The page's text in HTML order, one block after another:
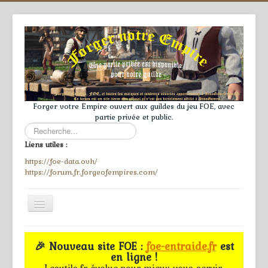
Forger votre Empire ouvert aux guildes du jeu FOE, avec
partie privée et public.
Rechercher
Liens utiles :
https://foe-data.ovh/
https://forum.fr.forgeofempires.com/
Toggle
Navigation
≡
Accueil
🎉 Nouveau site FOE :foe-entraide.frest
en ligne !